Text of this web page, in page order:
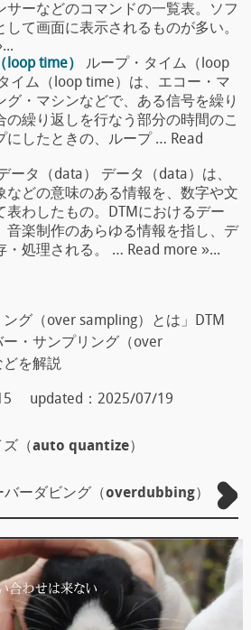
サーなどのコマンドの一覧表。ソフ
して画面に表示されるものが多い。
loop time）
ループ・タイム（loop
イム（loop time）は、エコー・マ
グ・マシンなどで、ある信号を繰り
の繰り返しを行なう部分の時間のこ
にしたときの、ループ … Read
ータ（data） データ（data）は、
などの意味のある情報を、数字や文
表わしたもの。DTMにおけるデー
音楽制作のあらゆる情報を指し、デ
・処理される。 … Read more »...
ング（over sampling）とは」DTM
・サンプリング（over
どを解説
updated： 2025/07/19
ズ（auto quantize）
バーダビング（overdubbing）